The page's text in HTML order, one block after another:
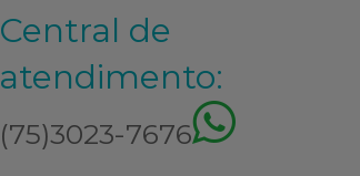
Central de
atendimento:
(75)3023-7676